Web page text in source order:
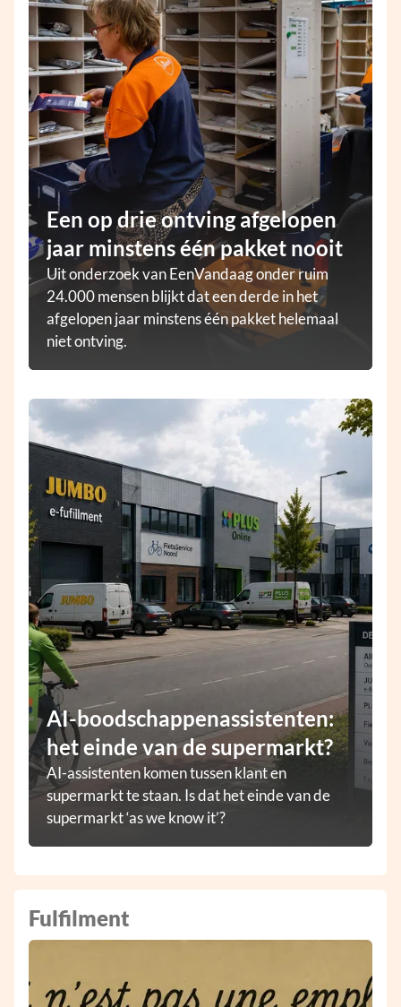
AI-boodschappenassistenten:
het einde van de supermarkt?
AI-assistenten komen tussen klant en
supermarkt te staan. Is dat het einde van de
supermarkt ‘as we know it’?
Een op drie ontving afgelopen
jaar minstens één pakket nooit
Uit onderzoek van EenVandaag onder ruim
24.000 mensen blijkt dat een derde in het
afgelopen jaar minstens één pakket helemaal
niet ontving.
Fulfilment